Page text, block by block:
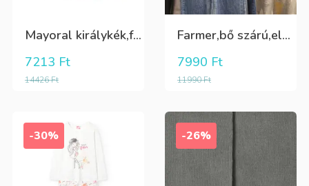
Mayoral királykék,fehér galléros hosszú ujjú póló Tini fiúknak
14426Ft
7213 Ft
Farmer,bő szárú,elöl és oldalt zsebes lány nadrág
11990Ft
7990 Ft
-30% -26%